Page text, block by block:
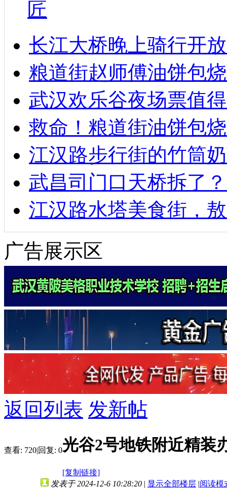
匠
长江大桥晚上骑行开
粮道街赵师傅油饼包
武汉欢乐谷夜场票值
救命！粮道街油饼包
江汉路步行街的竹筒
武昌司门口天桥拆了
江汉路水塔美食街，
广告展示区
返回列表 发新帖
查看: 720|回复: 0光谷2号地铁附近精装
[复制链接]
发表于 2024-12-6 10:28:20 | 显示全部楼层 |阅读模